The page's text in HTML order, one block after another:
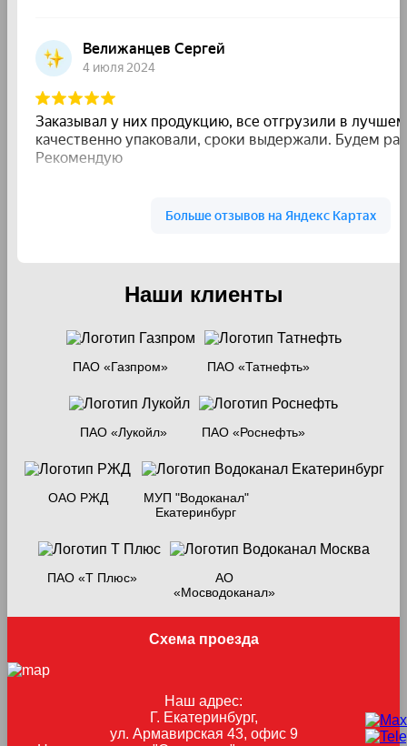
Наши клиенты
ПАО «Газпром» ПАО «Татнефть»
ПАО «Лукойл» ПАО «Роснефть»
ОАО РЖД
МУП "Водоканал"
Екатеринбург
ПАО «Т Плюс»
АО
«Мосводоканал»
Схема проезда
Наш адрес:
Г. Екатеринбург,
ул. Армавирская 43, офис 9